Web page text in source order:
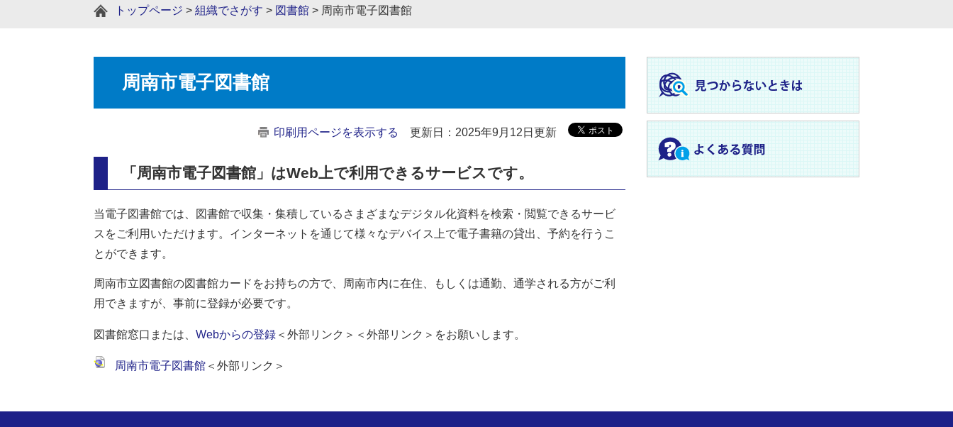
トップページ > 組織でさがす > 図書館 > 周南市電子図書館
周南市電子図書館
印刷用ページを表示する 更新日：2025年9月12日更新
「周南市電子図書館」はWeb上で利用できるサービスです。
当電子図書館では、図書館で収集・集積しているさまざまなデジタル化資料を検索・閲覧できるサービ
スをご利用いただけます。インターネットを通じて様々なデバイス上で電子書籍の貸出、予約を行うこ
とができます。
周南市立図書館の図書館カードをお持ちの方で、周南市内に在住、もしくは通勤、通学される方がご利
用できますが、事前に登録が必要です。
図書館窓口または、 Webからの登録 ＜外部リンク＞ ＜外部リンク＞をお願いします。
周南市電子図書館 ＜外部リンク＞